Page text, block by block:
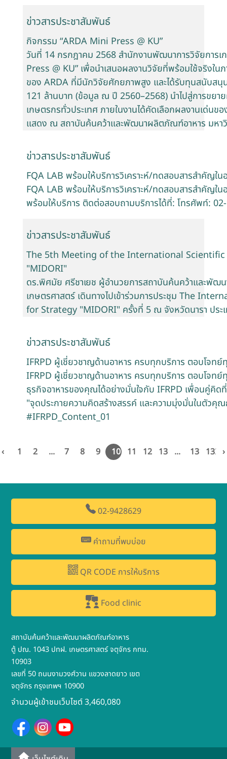
ข่าวสารประชาสัมพันธ์
กิจกรรม “ARDA Mini Press @ KU”
วันที่ 14 กรกฎาคม 2568 สำนักงานพัฒนาการวิจัยการ
Press @ KU” เพื่อนำเสนอผลงานวิจัยที่พร้อมใช้จริงใ
ของ ARDA ที่มีนักวิจัยศักยภาพสูง และได้รับทุนสนับสนุ
121 ล้านบาท (ข้อมูล ณ ปี 2560–2568) นำไปสู่การขย
เกษตรกรทั่วประเทศ ภายในงานได้คัดเลือกผลงานเด่น
แสดง ณ สถาบันค้นคว้าและพัฒนาผลิตภัณฑ์อาหาร มหา
ข่าวสารประชาสัมพันธ์
FQA LAB พร้อมให้บริการวิเคราะห์/ทดสอบสารสำคัญใน
FQA LAB พร้อมให้บริการวิเคราะห์/ทดสอบสารสำคัญใ
พร้อมให้บริการ ติดต่อสอบถามบริการได้ที่: โทรศัพท์:
ข่าวสารประชาสัมพันธ์
The 5th Meeting of the International
"MIDORI"
ดร.พิศมัย ศรีชาเยช ผู้อำนวยการสถาบันค้นคว้าและพัฒ
เกษตรศาสตร์ เดินทางไปเข้าร่วมการประชุม The
for Strategy "MIDORI" ครั้งที่ 5 ณ จังหวัดนารา ประ
ข่าวสารประชาสัมพันธ์
IFRPD ผู้เชี่ยวชาญด้านอาหาร ครบทุกบริการ ตอบโจทย์
IFRPD ผู้เชี่ยวชาญด้านอาหาร ครบทุกบริการ ตอบโจทย์
ธุรกิจอาหารของคุณได้อย่างมั่นใจกับ IFRPD เพื่อนคู่คิ
"จุดประกายความคิดสร้างสรรค์ และความมุ่งมั่นในตัวคุ
#IFRPD_Content_01
‹ 1 2 ... 7 8 9 10 11 12 13 ... 131 132 ›
02-9428629
คำถามที่พบบ่อย
QR CODE การให้บริการ
Food clinic
สถาบันค้นคว้าและพัฒนาผลิตภัณฑ์อาหาร
ตู้ ปณ. 1043 ปทฝ. เกษตรศาสตร์ จตุจักร กทม.
10903
เลขที่ 50 ถนนงามวงศ์วาน แขวงลาดยาว เขต
จตุจักร กรุงเทพฯ 10900
จำนวนผู้เข้าชมเว็บไซต์ 3,460,080